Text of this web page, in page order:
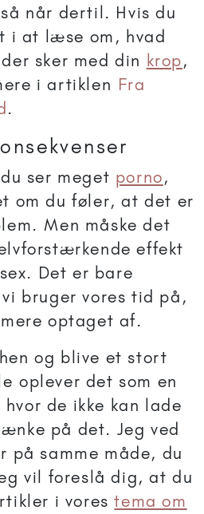
når dertil. Hvis du
i at læse om, hvad
sker med din krop,
i artiklen Fra
.
ser meget porno,
om du føler, at det er
Men måske det
effekt
Det er bare
bruger vores tid på,
optaget af.
og blive et stort
oplever det som en
hvor de ikke kan lade
på det. Jeg ved
på samme måde, du
vil foreslå dig, at du
i vorestema om